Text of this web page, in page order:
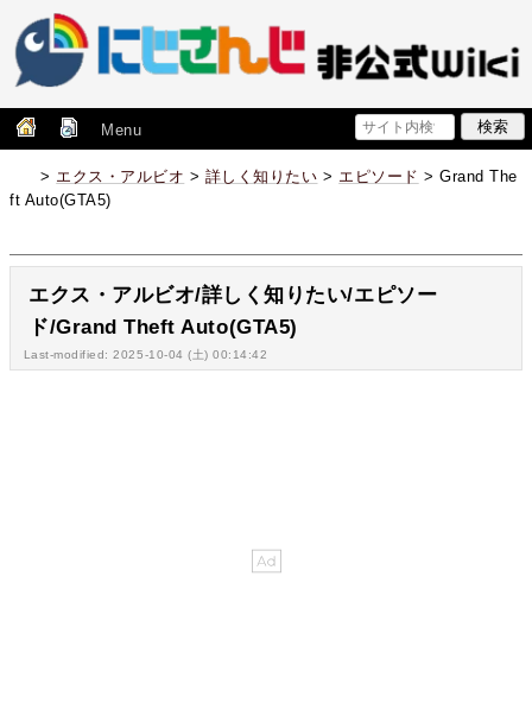
Menu
> エクス・アルビオ > 詳しく知りたい > エピソード > Grand The
ft Auto(GTA5)
エクス・アルビオ/詳しく知りたい/エピソー
ド/Grand Theft Auto(GTA5)
Last-modified: 2025-10-04 (土) 00:14:42